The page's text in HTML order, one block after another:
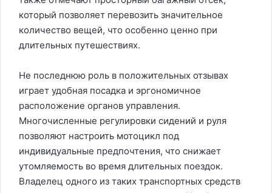
который позволяет перевозить значительное
количество вещей, что особенно ценно при
длительных путешествиях.
Не последнюю роль в положительных отзывах
играет удобная посадка и эргономичное
расположение органов управления.
Многочисленные регулировки сидений и руля
позволяют настроить мотоцикл под
индивидуальные предпочтения, что снижает
утомляемость во время длительных поездок.
Владелец одного из таких транспортных средств